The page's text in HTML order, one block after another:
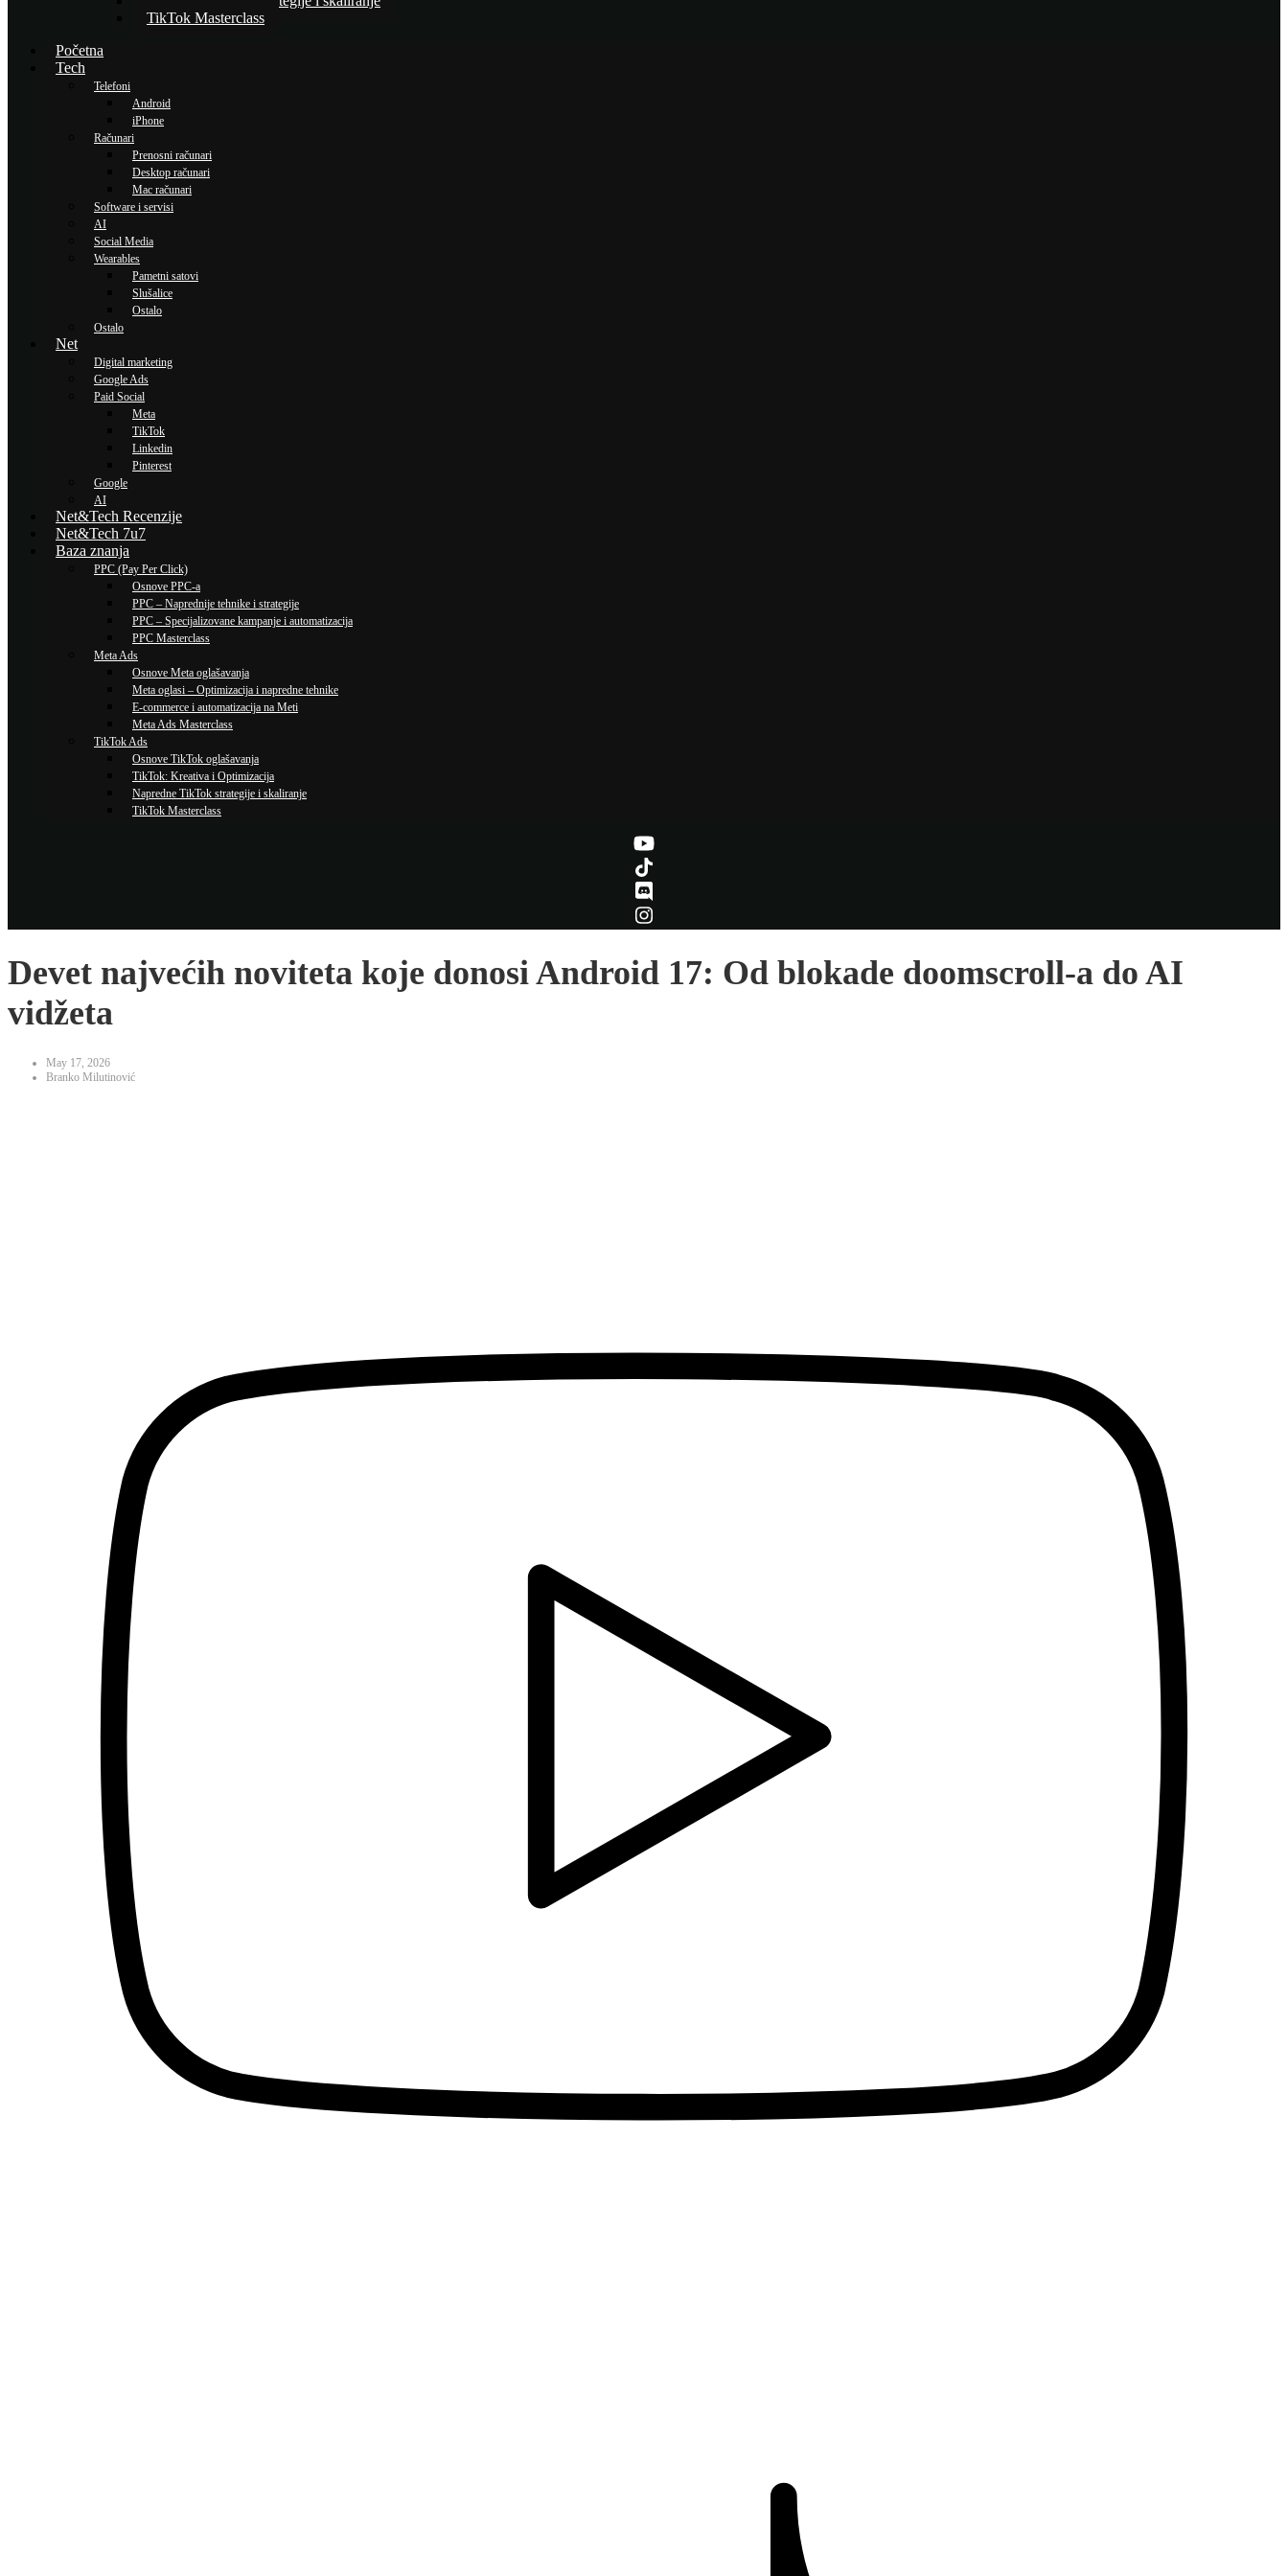
TikTok Masterclass
Početna
Tech
Telefoni
Android
iPhone
Računari
Prenosni računari
Desktop računari
Mac računari
Software i servisi
AI
Social Media
Wearables
Pametni satovi
Slušalice
Ostalo
Ostalo
Net
Digital marketing
Google Ads
Paid Social
Meta
TikTok
Linkedin
Pinterest
Google
AI
Net&Tech Recenzije
Net&Tech 7u7
Baza znanja
PPC (Pay Per Click)
Osnove PPC-a
PPC – Naprednije tehnike i strategije
PPC – Specijalizovane kampanje i automatizacija
PPC Masterclass
Meta Ads
Osnove Meta oglašavanja
Meta oglasi – Optimizacija i napredne tehnike
E-commerce i automatizacija na Meti
Meta Ads Masterclass
TikTok Ads
Osnove TikTok oglašavanja
TikTok: Kreativa i Optimizacija
Napredne TikTok strategije i skaliranje
TikTok Masterclass
Devet najvećih noviteta koje donosi Android 17: Od blokade doomscroll-a do AI
vidžeta
May 17, 2026
Branko Milutinović